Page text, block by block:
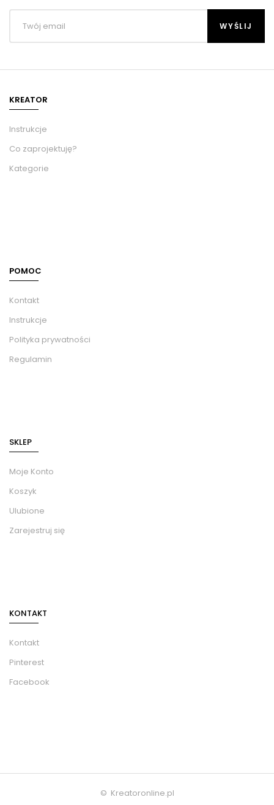
KREATOR
Instrukcje
Co zaprojektuję?
Kategorie
POMOC
Kontakt
Instrukcje
Polityka prywatności
Regulamin
SKLEP
Moje Konto
Koszyk
Ulubione
Zarejestruj się
KONTAKT
Kontakt
Pinterest
Facebook
© Kreatoronline.pl